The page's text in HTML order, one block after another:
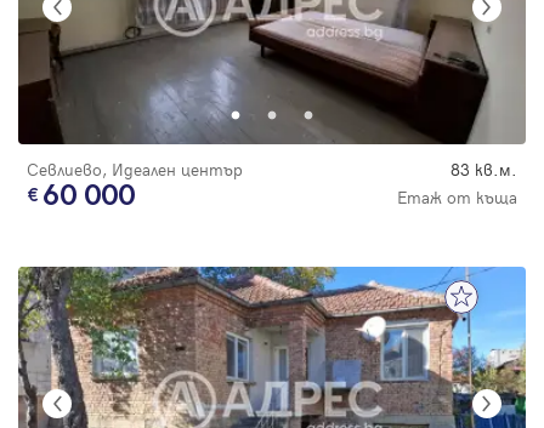
Севлиево, Идеален център 83 кв.м.
60 000 Етаж от къща